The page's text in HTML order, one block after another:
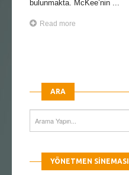
bulunmakta. McKee’nin ...
Read more
ARA
YÖNETMEN SINEMASI